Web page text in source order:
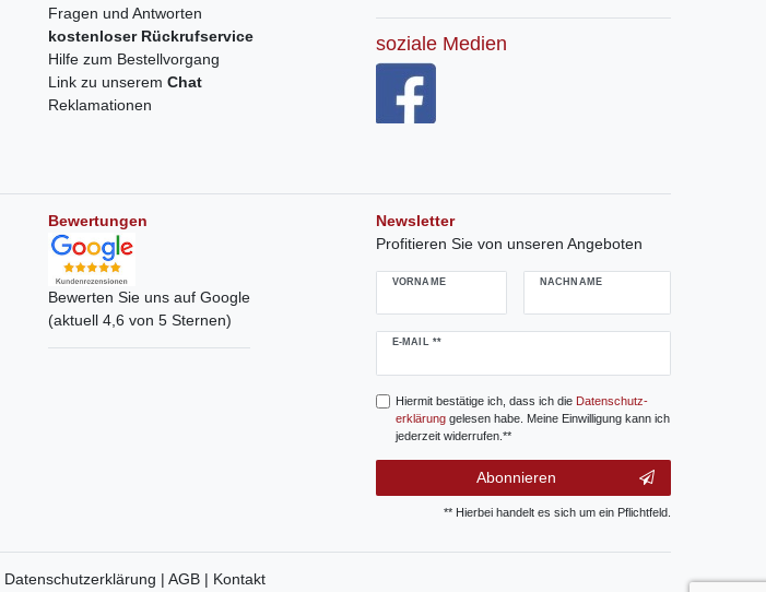
Fragen und Antworten
kostenloser Rückrufservice
Hilfe zum Bestellvorgang
Link zu unserem Chat
Reklamationen
soziale Medien
Bewertungen
Bewerten Sie uns auf Google
(aktuell 4,6 von 5 Sternen)
Newsletter
Profitieren Sie von unseren Angeboten
VORNAME NACHNAME
E-MAIL **
Newsletter
Hiermit bestätige ich, dass ich die Daten­schutz­
erklärunggelesen habe. Meine Einwilligung kann ich
jederzeit widerrufen.**
Abonnieren
** Hierbei handelt es sich um ein Pflichtfeld.
Datenschutzerklärung | AGB | Kontakt